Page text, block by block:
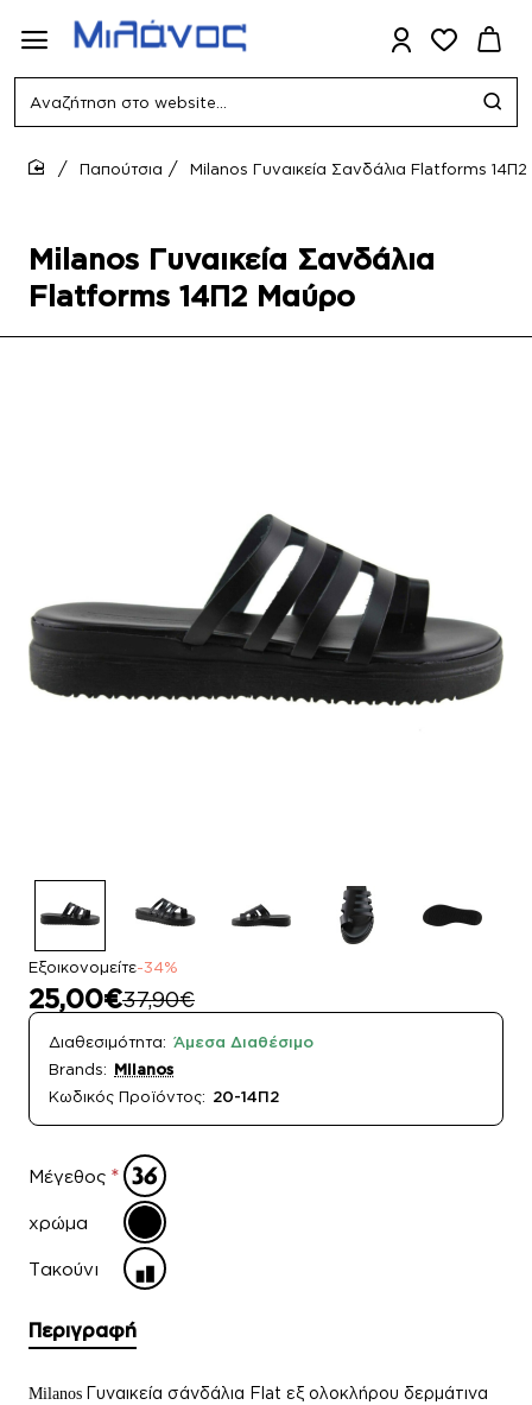
Αναζήτηση
website...
Milanos Γυναικεία Σανδάλια
Flatforms 14Π2 Μαύρο
Παπούτσια Milanos Γυναικεία Σανδάλια Flatforms
Εξοικονομείτε-34%
25,00€37,90€
Διαθεσιμότητα: Άμεσα Διαθέσιμο
Brands: Milanos
Κωδικός Προϊόντος: 20-14Π2
Μέγεθος
χρώμα
Τακούνι
Περιγραφή
Milanos Γυναικεία σάνδάλια Flat εξ ολοκλήρου δερμάτινα